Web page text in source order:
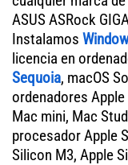
ASUS ASRock
Instalamos
licencia en
Sequoia, macOS
ordenadores
Mac mini, Mac
procesador Apple
Silicon M3, Apple